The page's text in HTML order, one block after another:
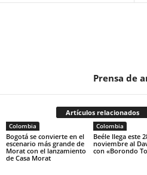
Prensa de
Artículos relacionados
Colombia
Bogotá se convierte en el
escenario más grande de
Morat con el lanzamiento
de Casa Morat
Colombia
Beéle llega este
noviembre al
con «Borondo